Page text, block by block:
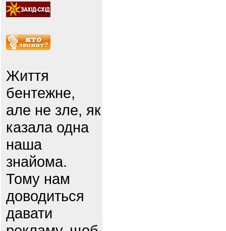
Життя
бентежне,
але не зле, як
казала одна
наша
знайома.
Тому нам
доводиться
давати